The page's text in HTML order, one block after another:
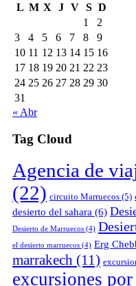
L M X J V S D
1
2
3
4 5 6 7 8
9
10 11 12 13 14 15 16
17 18 19 20 21 22 23
24 25 26 27 28 29 30
31
« Abr
Tag Cloud
Agencia de
(22) circuito Marruecos (5)
desierto del sahara (6)
Desierto de Marruecos (4)
el desierto marruecos (4) Erg
marrakech (11)
excursiones